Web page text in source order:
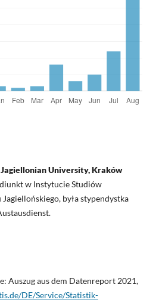
University, Kraków
w Instytucie Studiów
była stypendystka
Auszug aus dem Datenreport 2021,
DE/Service/Statistik-